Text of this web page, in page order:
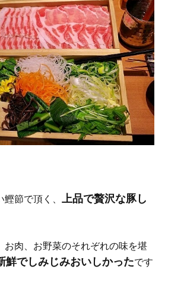
節で頂く、
上品で贅沢な豚し
お肉、お野菜のそれぞれの味を堪
鮮でしみじみおいしかったです